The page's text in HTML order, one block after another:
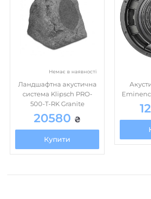
Немає в наявності
Ландшафтна акустична
система Klipsch PRO-
500-T-RK Granite
20580 ₴
Купити